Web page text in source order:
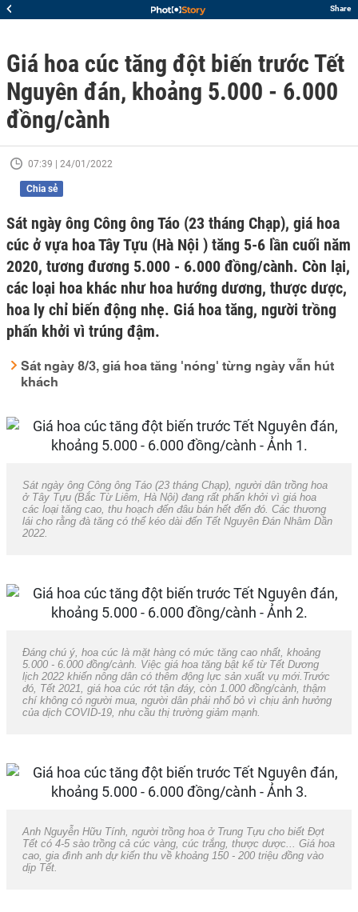
Share
Giá hoa cúc tăng đột biến trước Tết
Nguyên đán, khoảng 5.000 - 6.000
đồng/cành
07:39 | 24/01/2022
Chia sẻ
Sát ngày ông Công ông Táo (23 tháng Chạp), giá hoa
cúc ở vựa hoa Tây Tựu (Hà Nội ) tăng 5-6 lần cuối năm
2020, tương đương 5.000 - 6.000 đồng/cành. Còn lại,
các loại hoa khác như hoa hướng dương, thược dược,
hoa ly chỉ biến động nhẹ. Giá hoa tăng, người trồng
phấn khởi vì trúng đậm.
Sát ngày 8/3, giá hoa tăng 'nóng' từng ngày vẫn hút
khách
Sát ngày ông Công ông Táo (23 tháng Chạp), người dân trồng hoa
ở Tây Tựu (Bắc Từ Liêm, Hà Nội) đang rất phấn khởi vì giá hoa
các loại tăng cao, thu hoạch đến đâu bán hết đến đó. Các thương
lái cho rằng đà tăng có thể kéo dài đến Tết Nguyên Đán Nhâm Dần
2022.
Đáng chú ý, hoa cúc là mặt hàng có mức tăng cao nhất, khoảng
5.000 - 6.000 đồng/cành. Việc giá hoa tăng bật kể từ Tết Dương
lịch 2022 khiến nông dân có thêm động lực sản xuất vụ mới.Trước
đó, Tết 2021, giá hoa cúc rớt tận đáy, còn 1.000 đồng/cành, thậm
chí không có người mua, người dân phải nhổ bỏ vì chịu ảnh hưởng
của dịch COVID-19, nhu cầu thị trường giảm mạnh.
Anh Nguyễn Hữu Tính, người trồng hoa ở Trung Tựu cho biết Đợt
Tết có 4-5 sào trồng cả cúc vàng, cúc trắng, thược dược... Giá hoa
cao, gia đình anh dự kiến thu về khoảng 150 - 200 triệu đồng vào
dịp Tết.